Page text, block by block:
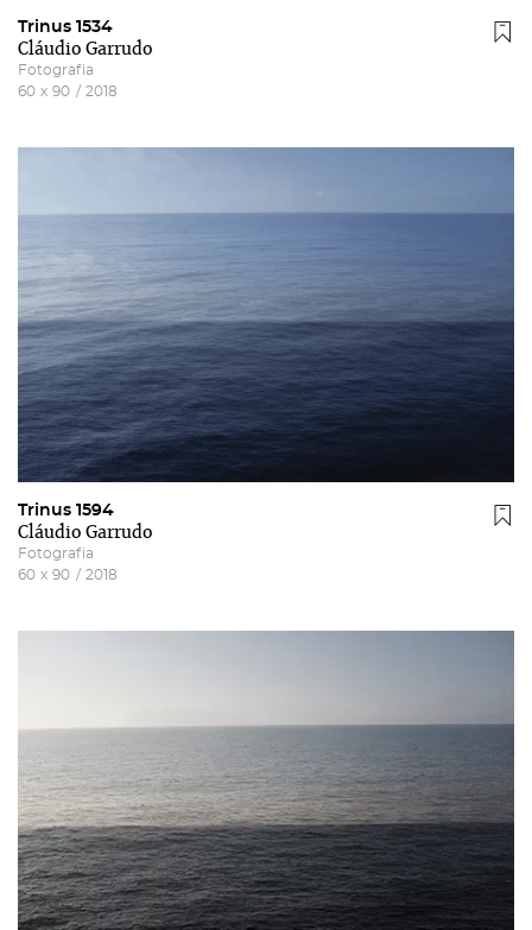
Trinus 1534
Cláudio Garrudo
Fotografia
60 x 90 / 2018
Trinus 1594
Cláudio Garrudo
Fotografia
60 x 90 / 2018